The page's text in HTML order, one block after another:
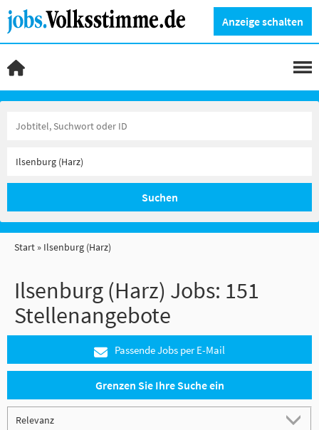
Anzeige schalten
Suchen
Start Ilsenburg (Harz)
Ilsenburg (Harz) Jobs: 151
Stellenangebote
Passende Jobs per E-Mail
Grenzen Sie Ihre Suche ein